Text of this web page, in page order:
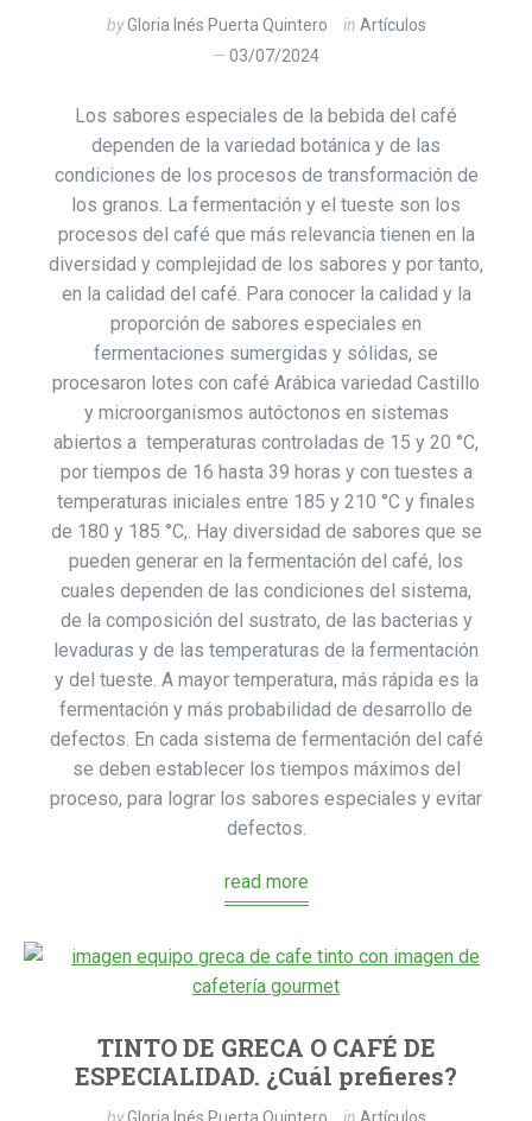
byGloria Inés Puerta Quintero in Artículos
03/07/2024
Los sabores especiales de la bebida del café
dependen de la variedad botánica y de las
condiciones de los procesos de transformación de
los granos. La fermentación y el tueste son los
procesos del café que más relevancia tienen en la
diversidad y complejidad de los sabores y por tanto,
en la calidad del café. Para conocer la calidad y la
proporción de sabores especiales en
fermentaciones sumergidas y sólidas, se
procesaron lotes con café Arábica variedad Castillo
y microorganismos autóctonos en sistemas
abiertos a temperaturas controladas de 15 y 20 °C,
por tiempos de 16 hasta 39 horas y con tuestes a
temperaturas iniciales entre 185 y 210 °C y finales
de 180 y 185 °C,. Hay diversidad de sabores que se
pueden generar en la fermentación del café, los
cuales dependen de las condiciones del sistema,
de la composición del sustrato, de las bacterias y
levaduras y de las temperaturas de la fermentación
y del tueste. A mayor temperatura, más rápida es la
fermentación y más probabilidad de desarrollo de
defectos. En cada sistema de fermentación del café
se deben establecer los tiempos máximos del
proceso, para lograr los sabores especiales y evitar
defectos.
read more
TINTO DE GRECA O CAFÉ DE
ESPECIALIDAD. ¿Cuál prefieres?